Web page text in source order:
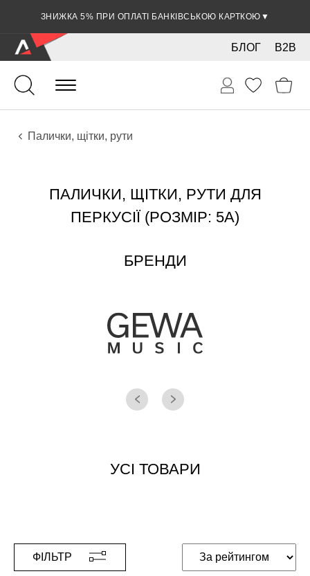
ЗНИЖКА 5% ПРИ ОПЛАТІ БАНКІВСЬКОЮ КАРТКОЮ ▼
B2B
БЛОГ
Ударні
Перкусія
Аксесуари
Палички, щітки, рути
ПАЛИЧКИ, ЩІТКИ, РУТИ ДЛЯ
ПЕРКУСІЇ (РОЗМІР: 5A)
БРЕНДИ
УСІ ТОВАРИ
ФІЛЬТР